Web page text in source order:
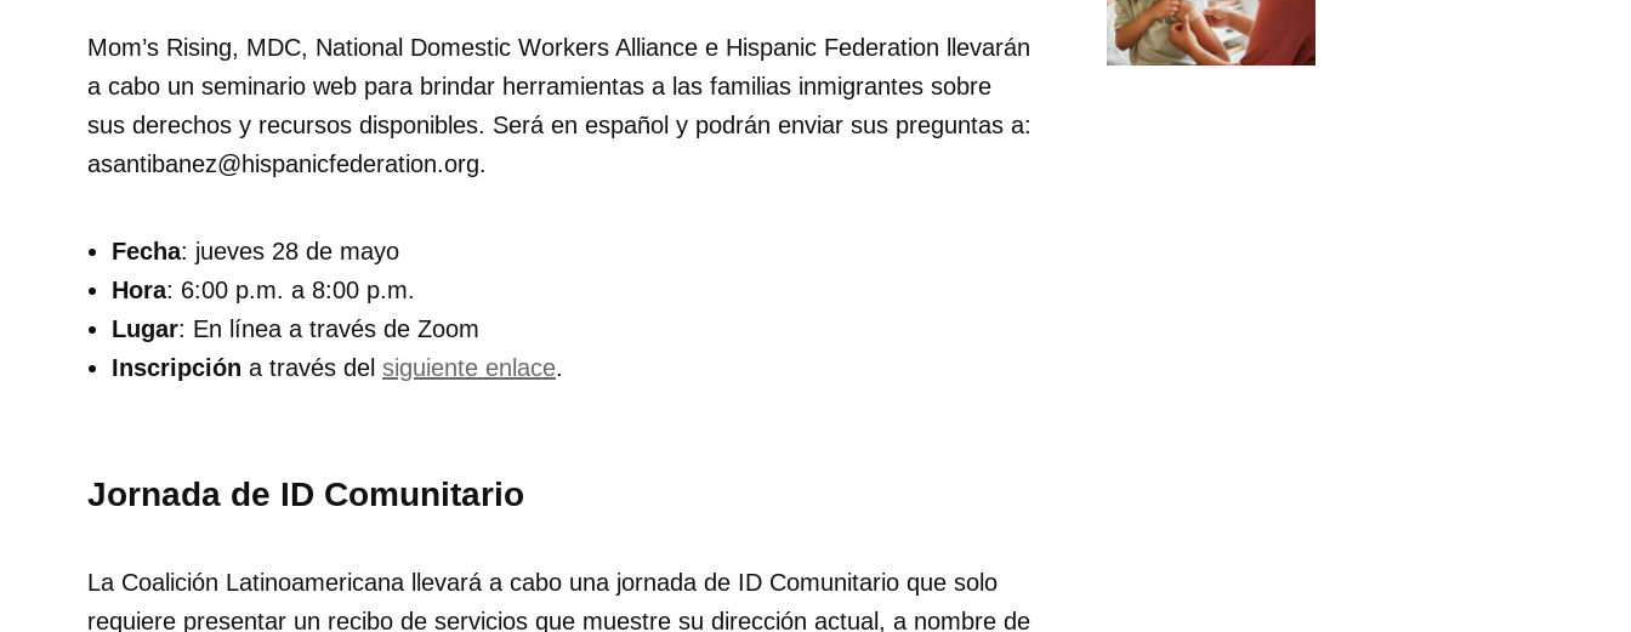
Mom’s Rising, MDC, National Domestic Workers Alliance e Hispanic Federation llevarán
a cabo un seminario web para brindar herramientas a las familias inmigrantes sobre
sus derechos y recursos disponibles. Será en español y podrán enviar sus preguntas a:
asantibanez@hispanicfederation.org.
Fecha: jueves 28 de mayo
Hora: 6:00 p.m. a 8:00 p.m.
Lugar: En línea a través de Zoom
Inscripción a través del siguiente enlace.
Jornada de ID Comunitario
La Coalición Latinoamericana llevará a cabo una jornada de ID Comunitario que solo
requiere presentar un recibo de servicios que muestre su dirección actual, a nombre de